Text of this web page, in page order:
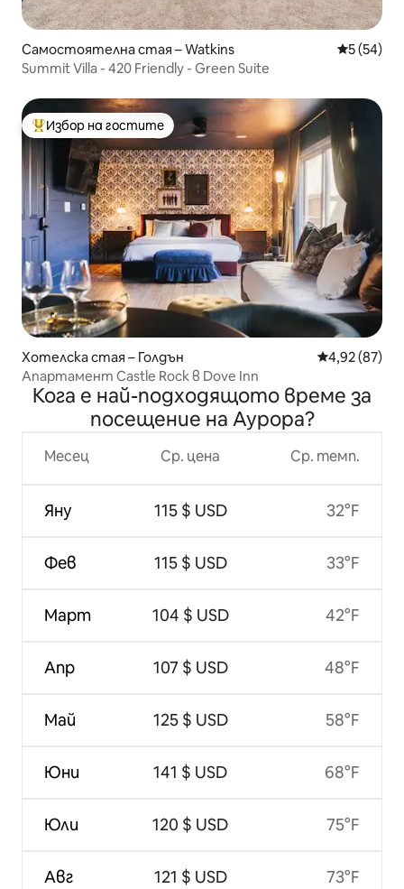
Самостоятелна стая – Watkins Средна
5 (54)
Summit Villa - 420 Friendly - Green Suite
Най-популярен избор на гостите
Избор на гостите
Хотелска стая – Голдън Средна
4,92 (87)
Апартамент Castle Rock в Dove Inn
Кога е най-подходящото време за
посещение на Аурора?
Месец
Яну
Фев
Март
Апр
Май
Юни
Юли
Авг
Ср. цена
115 $ USD
115 $ USD
104 $ USD
107 $ USD
125 $ USD
141 $ USD
120 $ USD
121 $ USD
Ср. темп.
32°F
33°F
42°F
48°F
58°F
68°F
75°F
73°F